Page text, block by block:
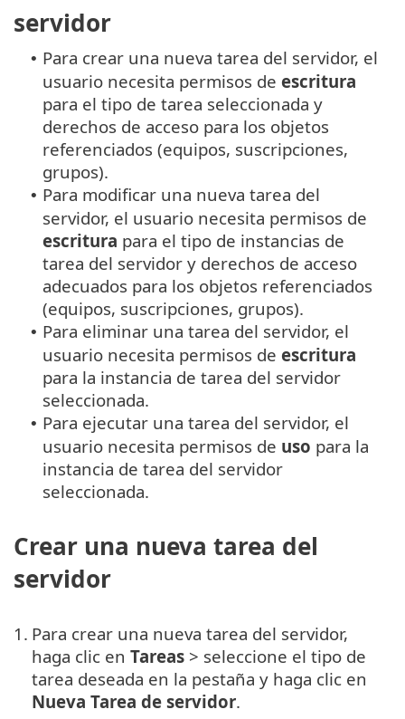
servidor
• Para crear una nueva tarea del servidor, el
usuario necesita permisos de escritura
para el tipo de tarea seleccionada y
derechos de acceso para los objetos
referenciados (equipos, suscripciones,
grupos).
• Para modificar una nueva tarea del
servidor, el usuario necesita permisos de
escritura para el tipo de instancias de
tarea del servidor y derechos de acceso
adecuados para los objetos referenciados
(equipos, suscripciones, grupos).
• Para eliminar una tarea del servidor, el
usuario necesita permisos de escritura
para la instancia de tarea del servidor
seleccionada.
• Para ejecutar una tarea del servidor, el
usuario necesita permisos de uso para la
instancia de tarea del servidor
seleccionada.
Crear una nueva tarea del
servidor
1. Para crear una nueva tarea del servidor,
haga clic en Tareas > seleccione el tipo de
tarea deseada en la pestaña y haga clic en
Nueva Tarea de servidor.